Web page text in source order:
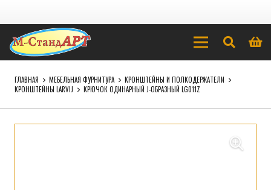
ГЛАВНАЯ МЕБЕЛЬНАЯ ФУРНИТУРА
КРОНШТЕЙНЫ И ПОЛКОДЕРЖАТЕЛИ
КРОНШТЕЙНЫ LARVIJ
КРЮЧОК ОДИНАРНЫЙ J-ОБРАЗНЫЙ LG011Z